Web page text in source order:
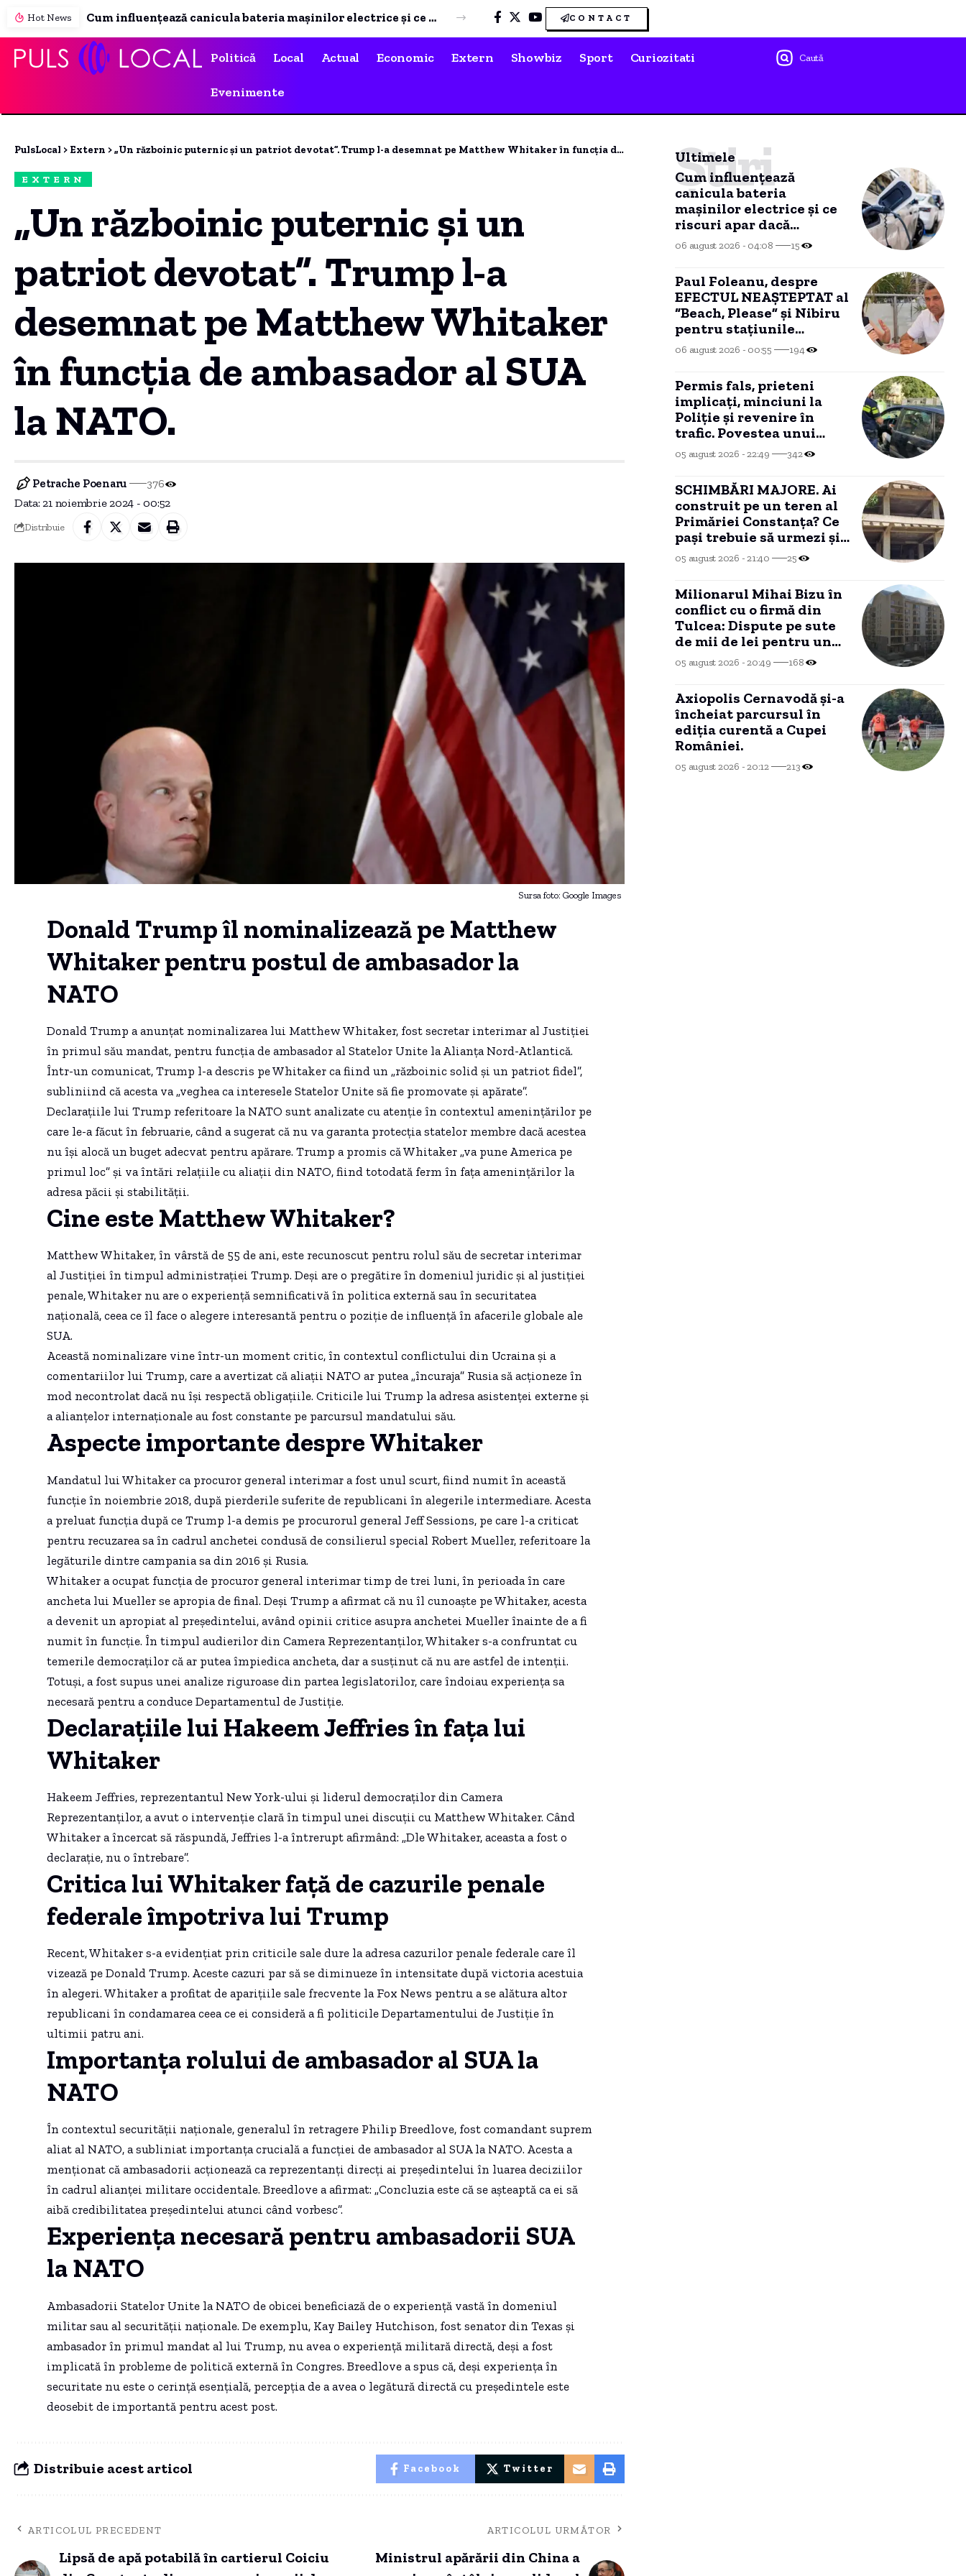
Hot News Paul Foleanu, despre EFECTUL NEAȘTEPTAT al “Beach, Please” și Nibiru pentru stațiunile MANGALIEI CONTACT
Politică Local Actual Economic Extern Showbiz Sport Curiozitati
Evenimente
Caută
PulsLocal > Extern >„Un războinic puternic și un patriot devotat”. Trump l-a desemnat pe Matthew Whitaker în funcția de ambasador al SUA la NATO.
EXTERN
„Un războinic puternic și un
patriot devotat”. Trump l-a
desemnat pe Matthew Whitaker
în funcția de ambasador al SUA
la NATO.
Data: 21 noiembrie 2024 - 00:52
Petrache Poenaru 376
Distribuie
Sursa foto: Google Images
Donald Trump îl nominalizează pe Matthew
Whitaker pentru postul de ambasador la
NATO
Donald Trump a anunțat nominalizarea lui Matthew Whitaker, fost secretar interimar al Justiției
în primul său mandat, pentru funcția de ambasador al Statelor Unite la Alianța Nord-Atlantică.
Într-un comunicat, Trump l-a descris pe Whitaker ca fiind un „războinic solid și un patriot fidel”,
subliniind că acesta va „veghea ca interesele Statelor Unite să fie promovate și apărate”.
Declarațiile lui Trump referitoare la NATO sunt analizate cu atenție în contextul amenințărilor pe
care le-a făcut în februarie, când a sugerat că nu va garanta protecția statelor membre dacă acestea
nu își alocă un buget adecvat pentru apărare. Trump a promis că Whitaker „va pune America pe
primul loc” și va întări relațiile cu aliații din NATO, fiind totodată ferm în fața amenințărilor la
adresa păcii și stabilității.
Cine este Matthew Whitaker?
Matthew Whitaker, în vârstă de 55 de ani, este recunoscut pentru rolul său de secretar interimar
al Justiției în timpul administrației Trump. Deși are o pregătire în domeniul juridic și al justiției
penale, Whitaker nu are o experiență semnificativă în politica externă sau în securitatea
națională, ceea ce îl face o alegere interesantă pentru o poziție de influență în afacerile globale ale
SUA.
Această nominalizare vine într-un moment critic, în contextul conflictului din Ucraina și a
comentariilor lui Trump, care a avertizat că aliații NATO ar putea „încuraja” Rusia să acționeze în
mod necontrolat dacă nu își respectă obligațiile. Criticile lui Trump la adresa asistenței externe și
a alianțelor internaționale au fost constante pe parcursul mandatului său.
Aspecte importante despre Whitaker
Mandatul lui Whitaker ca procuror general interimar a fost unul scurt, fiind numit în această
funcție în noiembrie 2018, după pierderile suferite de republicani în alegerile intermediare. Acesta
a preluat funcția după ce Trump l-a demis pe procurorul general Jeff Sessions, pe care l-a criticat
pentru recuzarea sa în cadrul anchetei condusă de consilierul special Robert Mueller, referitoare la
legăturile dintre campania sa din 2016 și Rusia.
Whitaker a ocupat funcția de procuror general interimar timp de trei luni, în perioada în care
ancheta lui Mueller se apropia de final. Deși Trump a afirmat că nu îl cunoaște pe Whitaker, acesta
a devenit un apropiat al președintelui, având opinii critice asupra anchetei Mueller înainte de a fi
numit în funcție. În timpul audierilor din Camera Reprezentanților, Whitaker s-a confruntat cu
temerile democraților că ar putea împiedica ancheta, dar a susținut că nu are astfel de intenții.
Totuși, a fost supus unei analize riguroase din partea legislatorilor, care îndoiau experiența sa
necesară pentru a conduce Departamentul de Justiție.
Declarațiile lui Hakeem Jeffries în fața lui
Whitaker
Hakeem Jeffries, reprezentantul New York-ului și liderul democraților din Camera
Reprezentanților, a avut o intervenție clară în timpul unei discuții cu Matthew Whitaker. Când
Whitaker a încercat să răspundă, Jeffries l-a întrerupt afirmând: „Dle Whitaker, aceasta a fost o
declarație, nu o întrebare”.
Critica lui Whitaker față de cazurile penale
federale împotriva lui Trump
Recent, Whitaker s-a evidențiat prin criticile sale dure la adresa cazurilor penale federale care îl
vizează pe Donald Trump. Aceste cazuri par să se diminueze în intensitate după victoria acestuia
în alegeri. Whitaker a profitat de aparițiile sale frecvente la Fox News pentru a se alătura altor
republicani în condamarea ceea ce ei consideră a fi politicile Departamentului de Justiție în
ultimii patru ani.
Importanța rolului de ambasador al SUA la
NATO
În contextul securității naționale, generalul în retragere Philip Breedlove, fost comandant suprem
aliat al NATO, a subliniat importanța crucială a funcției de ambasador al SUA la NATO. Acesta a
menționat că ambasadorii acționează ca reprezentanți direcți ai președintelui în luarea deciziilor
în cadrul alianței militare occidentale. Breedlove a afirmat: „Concluzia este că se așteaptă ca ei să
aibă credibilitatea președintelui atunci când vorbesc”.
Experiența necesară pentru ambasadorii SUA
la NATO
Ambasadorii Statelor Unite la NATO de obicei beneficiază de o experiență vastă în domeniul
militar sau al securității naționale. De exemplu, Kay Bailey Hutchison, fost senator din Texas și
ambasador în primul mandat al lui Trump, nu avea o experiență militară directă, deși a fost
implicată în probleme de politică externă în Congres. Breedlove a spus că, deși experiența în
securitate nu este o cerință esențială, percepția de a avea o legătură directă cu președintele este
deosebit de importantă pentru acest post.
Distribuie acest articol Facebook Twitter
ARTICOLUL PRECEDENT
Lipsă de apă potabilă în cartierul Coiciu
ARTICOLUL URMĂTOR
Ministrul apărării din China a
Ultimele
Știri
Cum influențează
canicula bateria
mașinilor electrice și ce
riscuri apar dacă
automobilul stă ore
întregi în soare.
06 august 2026 - 04:08 15
Paul Foleanu, despre
EFECTUL NEAȘTEPTAT al
“Beach, Please” și Nibiru
pentru stațiunile
MANGALIEI
06 august 2026 - 00:55 194
Permis fals, prieteni
implicați, minciuni la
Poliție și revenire în
trafic. Povestea unui
șofer arestat la
Constanța.
05 august 2026 - 22:49 342
SCHIMBĂRI MAJORE. Ai
construit pe un teren al
Primăriei Constanța? Ce
pași trebuie să urmezi și
ce costuri implică
05 august 2026 - 21:40 25
Milionarul Mihai Bizu în
conflict cu o firmă din
Tulcea: Dispute pe sute
de mii de lei pentru un
brand imobiliar, blocate
într-un conflict de
05 august 2026 - 20:49 168
Axiopolis Cernavodă și-a
încheiat parcursul în
ediția curentă a Cupei
României.
05 august 2026 - 20:12 213